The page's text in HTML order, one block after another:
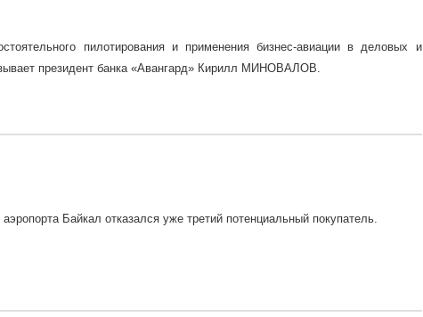
пилотирования и применения бизнес-авиации в деловых и
президент банка «Авангард» Кирилл МИНОВАЛОВ.
Байкал отказался уже третий потенциальный покупатель.